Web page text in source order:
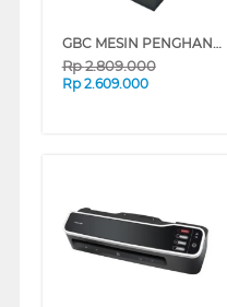
GBC MESIN PENGHANCUR KERTAS PAPER SHREDDER GBC_X312
Rp2.809.000
Rp 2.609.000